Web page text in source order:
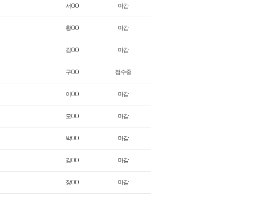
서OO 마감
황OO 마감
김OO 마감
구OO 접수중
이OO 마감
모OO 마감
박OO 마감
김OO 마감
장OO 마감